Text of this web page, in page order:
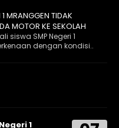
MRANGGEN TIDAK
MOTOR KE SEKOLAH
siswa SMP Negeri 1
dengan kondisi..
1